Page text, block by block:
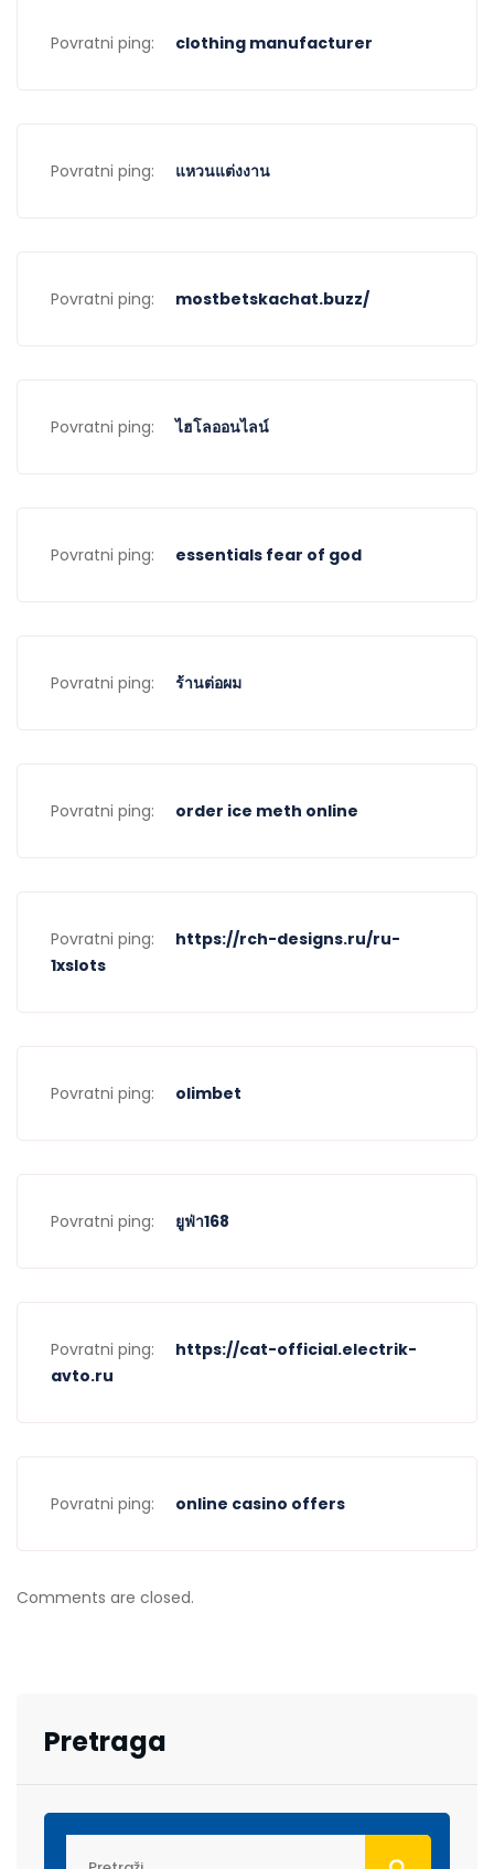
Povratni ping: clothing manufacturer
Povratni ping: แหวนแต่งงาน
Povratni ping: mostbetskachat.buzz/
Povratni ping: ไฮโลออนไลน์
Povratni ping: essentials fear of god
Povratni ping: ร้านต่อผม
Povratni ping: order ice meth online
Povratni ping:
https://rch-designs.ru/ru-
1xslots
Povratni ping: olimbet
Povratni ping: ยูฟ่า168
Povratni ping:
https://cat-official.electrik-
avto.ru
Povratni ping: online casino offers
Comments are closed.
Pretraga